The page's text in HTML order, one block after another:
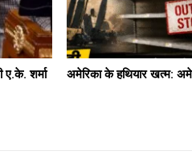
शर्मा
अमेरिका के हथियार खत्म: